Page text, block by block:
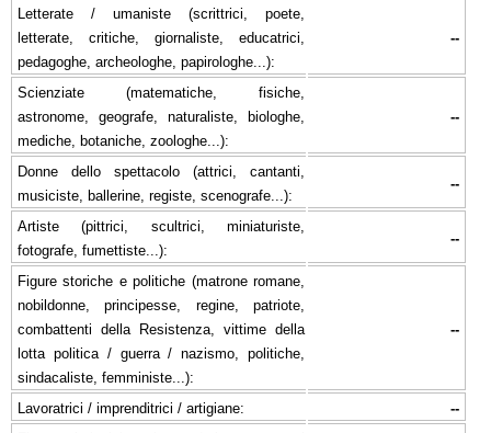
Letterate / umaniste (scrittrici, poete,
letterate, critiche, giornaliste, educatrici,
pedagoghe, archeologhe, papirologhe...):
--
Scienziate (matematiche, fisiche,
astronome, geografe, naturaliste, biologhe,
mediche, botaniche, zoologhe...):
--
Donne dello spettacolo (attrici, cantanti,
musiciste, ballerine, registe, scenografe...):
--
Artiste (pittrici, scultrici, miniaturiste,
fotografe, fumettiste...):
--
Figure storiche e politiche (matrone romane,
nobildonne, principesse, regine, patriote,
combattenti della Resistenza, vittime della
lotta politica / guerra / nazismo, politiche,
sindacaliste, femministe...):
--
Lavoratrici / imprenditrici / artigiane:
--